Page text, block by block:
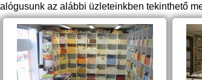
az alábbi üzleteinkben tekinthető